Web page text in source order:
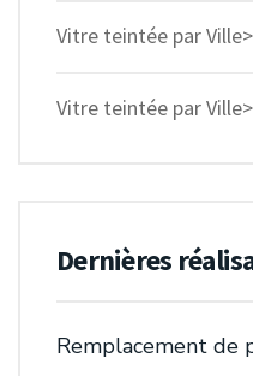
Vitre teintée par
Vitre teintée par
Dernières
Remplacement de